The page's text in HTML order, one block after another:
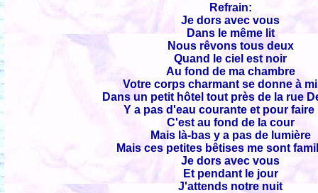
Refrain:
Je dors avec vous
Dans le même lit
Nous rêvons tous deux
Quand le ciel est noir
Au fond de ma chambre
Votre corps charmant se donne à
Dans un petit hôtel tout près de la rue
Y a pas d'eau courante et pour faire
C'est au fond de la cour
Mais là-bas y a pas de lumière
Mais ces petites bêtises me sont
Je dors avec vous
Et pendant le jour
J'attends notre nuit